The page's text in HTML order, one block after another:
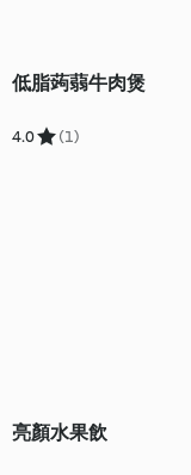
低脂蒟蒻牛肉煲
4.0 (1)
亮顏水果飲